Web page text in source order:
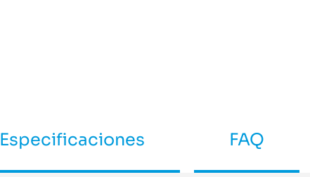
Especificaciones FAQ